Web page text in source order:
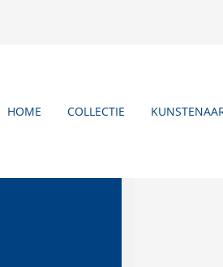
HOME COLLECTIE